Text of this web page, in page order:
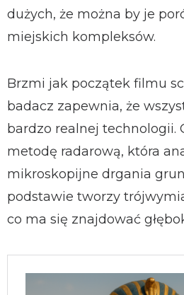
dużych, że można by je
miejskich kompleksów.
Brzmi jak początek filmu
badacz zapewnia, że
bardzo realnej technologii.
metodę radarową, która
mikroskopijne drgania
podstawie tworzy
co ma się znajdować